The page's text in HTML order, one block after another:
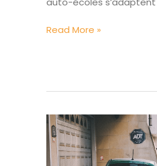
Les
Auto-
Écoles
à
Marseille
Read More »